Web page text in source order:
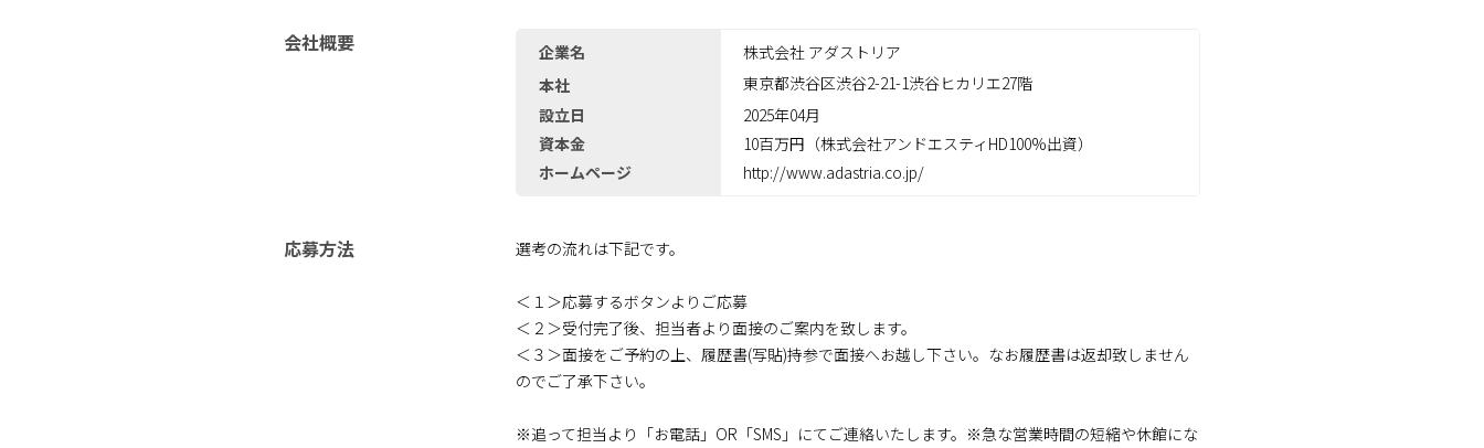
会社概要 企業名
株式会社 アダストリア
本社
東京都渋谷区渋谷2-21-1渋谷ヒカリエ27階
設立日
2025年04月
資本金
10百万円（株式会社アンドエスティHD100%出資）
ホームページ
http://www.adastria.co.jp/
応募方法 選考の流れは下記です。
＜１＞応募するボタンよりご応募
＜２＞受付完了後、担当者より面接のご案内を致します。
＜３＞面接をご予約の上、履歴書(写貼)持参で面接へお越し下さい。なお履歴書は返却致しません
のでご了承下さい｡
※追って担当より「お電話」OR「SMS」にてご連絡いたします。※急な営業時間の短縮や休館にな